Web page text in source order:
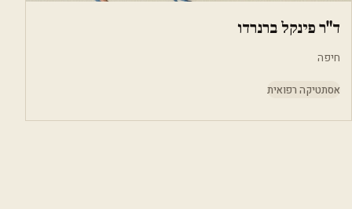
ד"ר פינקל ברנרדו
חיפה
אסתטיקה רפואית